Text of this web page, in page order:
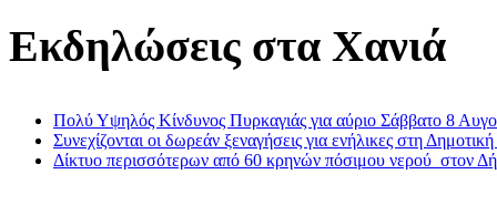
Εκδηλώσεις στα Χανιά
Πολύ Υψηλός Κίνδυνος Πυρκαγιάς για αύριο Σάββατο 8
Συνεχίζονται οι δωρεάν ξεναγήσεις για ενήλικες στη
Δίκτυο περισσότερων από 60 κρηνών πόσιμου νερού στον